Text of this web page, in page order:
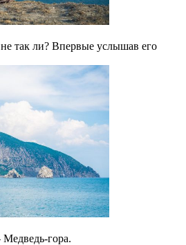
так ли? Впервые услышав его
гора.